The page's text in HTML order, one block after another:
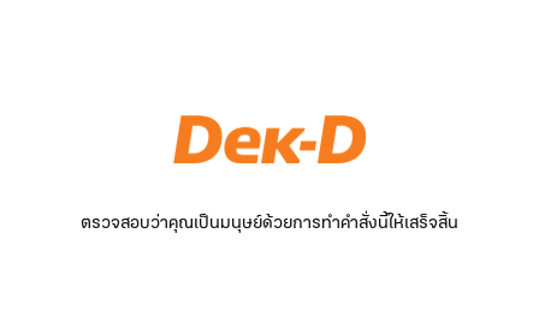
ตรวจสอบว่าคุณเป็นมนุษย์ด้วยการทำคำสั่งนี้ให้เสร็จสิ้น